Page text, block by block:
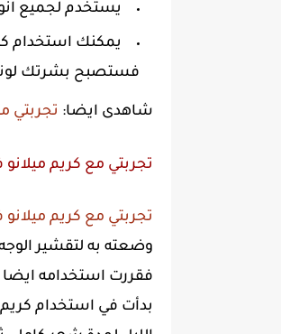
يستخدم لجميع
يمكنك استخدام
فستصبح بشرتك
شاهدى ايضا: تجربتي
تجربتي مع كريم
تجربتي مع كريم
وضعته به لتقشير
فقررت استخدامه ايضا